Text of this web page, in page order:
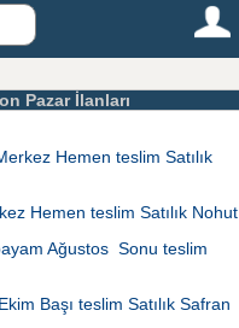
Pazar İlanları
Hemen teslim Satılık
Hemen teslim Satılık Nohut
Ağustos Sonu teslim
Başı teslim Satılık Safran